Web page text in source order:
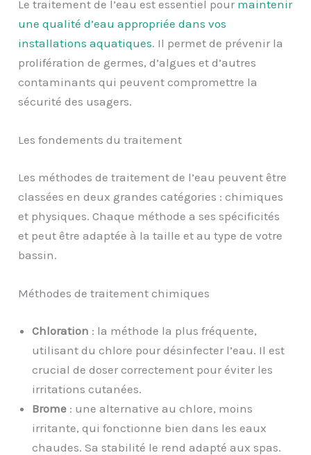
Le traitement de l’eau est essentiel pour maintenir
une qualité d’eau appropriée dans vos
installations aquatiques. Il permet de prévenir la
prolifération de germes, d’algues et d’autres
contaminants qui peuvent compromettre la
sécurité des usagers.
Les fondements du traitement
Les méthodes de traitement de l’eau peuvent être
classées en deux grandes catégories : chimiques
et physiques. Chaque méthode a ses spécificités
et peut être adaptée à la taille et au type de votre
bassin.
Méthodes de traitement chimiques
Chloration : la méthode la plus fréquente,
utilisant du chlore pour désinfecter l’eau. Il est
crucial de doser correctement pour éviter les
irritations cutanées.
Brome : une alternative au chlore, moins
irritante, qui fonctionne bien dans les eaux
chaudes. Sa stabilité le rend adapté aux spas.